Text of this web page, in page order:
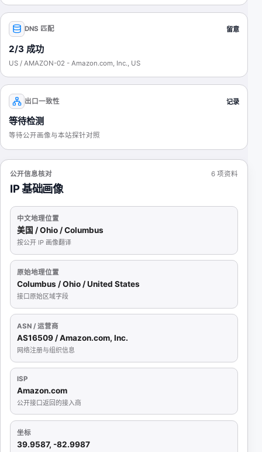
DNS 匹配 留意
2/3 成功
US / AMAZON-02 - Amazon.com, Inc., US
出口一致性 记录
等待检测
等待公开画像与本站探针对照
公开信息核对
IP 基础画像
6 项资料
中文地理位置
美国 / Ohio / Columbus
按公开 IP 画像翻译
原始地理位置
Columbus / Ohio / United States
接口原始区域字段
ASN / 运营商
AS16509 / Amazon.com, Inc.
网络注册与组织信息
ISP
Amazon.com
公开接口返回的接入商
坐标
39.9587, -82.9987